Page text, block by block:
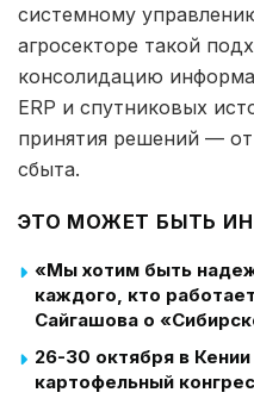
системному
агросекторе такой
консолидацию
ERP и спутниковых
принятия решений —
сбыта.
ЭТО МОЖЕТ БЫТЬ
«Мы хотим быть
каждого, кто
Сайгашова о
26-30 октября в
картофельный